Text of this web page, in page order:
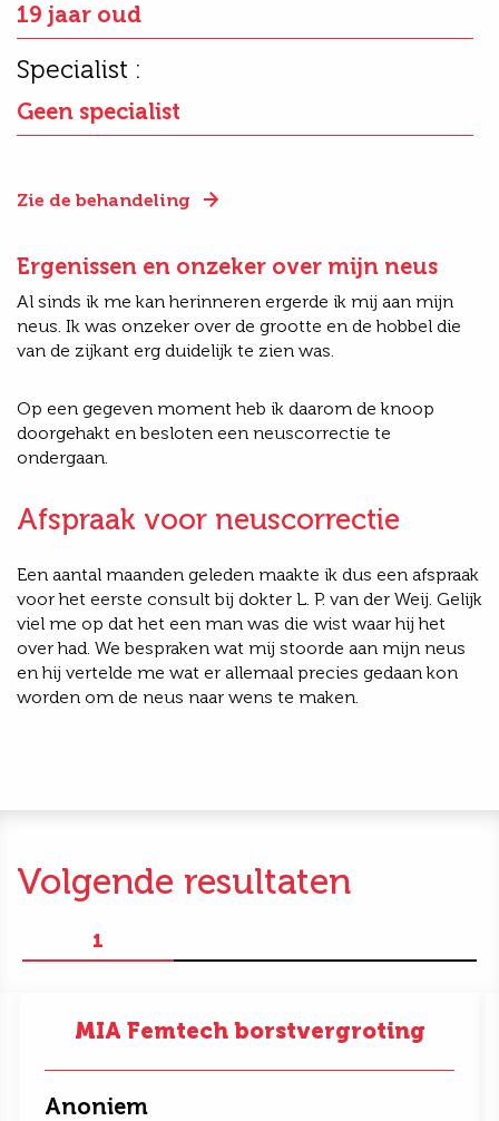
Zie de behandeling
19 jaar oud
Specialist :
Geen specialist
Ergenissen en onzeker over mijn neus
Al sinds ik me kan herinneren ergerde ik mij aan mijn
neus. Ik was onzeker over de grootte en de hobbel die
van de zijkant erg duidelijk te zien was.
Op een gegeven moment heb ik daarom de knoop
doorgehakt en besloten een neuscorrectie te
ondergaan.
Afspraak voor neuscorrectie
Een aantal maanden geleden maakte ik dus een afspraak
voor het eerste consult bij dokter L. P. van der Weij. Gelijk
viel me op dat het een man was die wist waar hij het
over had. We bespraken wat mij stoorde aan mijn neus
en hij vertelde me wat er allemaal precies gedaan kon
worden om de neus naar wens te maken.
Volgende resultaten
1
MIA Femtech borstvergroting
Anoniem